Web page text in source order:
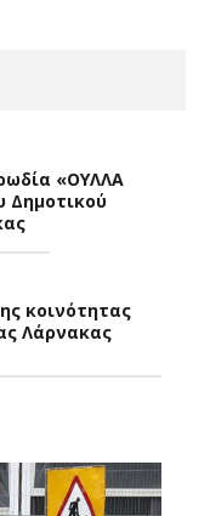
«OYΛΛΑ
κοινότητας
Λάρνακας